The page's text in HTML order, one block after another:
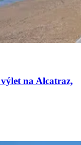
na Alcatraz,